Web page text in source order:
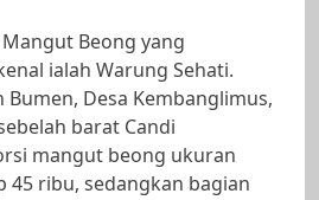
Beong yang
ialah Warung Sehati.
Bumen, Desa Kembanglimus,
barat Candi
mangut beong ukuran
45 ribu, sedangkan bagian